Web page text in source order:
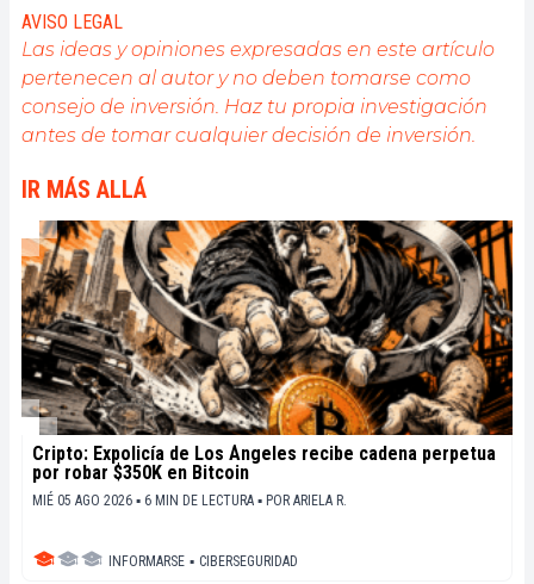
l'engagement de sensibiliser et d'informer le grand
public sur cet écosystème en constante évolution.
Mon objectif est de permettre à chacun de mieux
comprendre la blockchain et de saisir les
opportunités qu'elle offre. Je m'efforce chaque jour
de fournir une analyse objective de l'actualité, de
dernières innovations technologiques et de mettre
en perspective les enjeux économiques et
sociétaux de cette révolution en marche.
AVISO LEGAL
Las ideas y opiniones expresadas en este artículo
pertenecen al autor y no deben tomarse como
consejo de inversión. Haz tu propia investigación
antes de tomar cualquier decisión de inversión.
IR MÁS ALLÁ
Cripto: Expolicía de Los Ángeles recibe cadena perpetua
por robar $350K en Bitcoin
MIÉ 05 AGO 2026 ▪ 6 MIN DE LECTURA ▪ POR ARIELA R.
INFORMARSE ▪ CIBERSEGURIDAD